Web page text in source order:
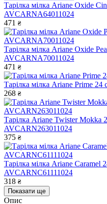
Тарілка мілка Ariane Oxide
AVCARNA64011024
471 ₴
Тарілка мілка Ariane Oxide
AVCARNA70011024
471 ₴
Тарілка мілка Ariane Prime
268 ₴
Тарілка Ariane Twister Mokka
AVCARN263011024
375 ₴
Тарілка мілка Ariane Caramel
AVCARNC61111024
318 ₴
Показати ще
Опис